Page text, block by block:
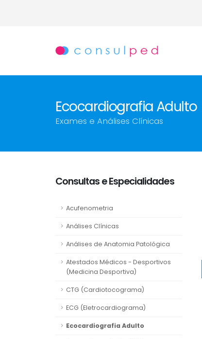
Ecocardiografia Adulto
Exames e Análises Clínicas
Consultas e Especialidades
Acufenometria
Análises Clínicas
Análises de Anatomia Patológica
Atestados Médicos - Desportivos
(Medicina Desportiva)
CTG (Cardiotocograma)
ECG (Eletrocardiograma)
Ecocardiografia Adulto